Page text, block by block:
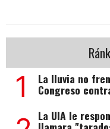
1 La lluvia no
Congreso
La UIA le